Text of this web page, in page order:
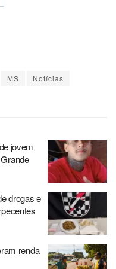
MS Notícias
jovem
drogas e
renda